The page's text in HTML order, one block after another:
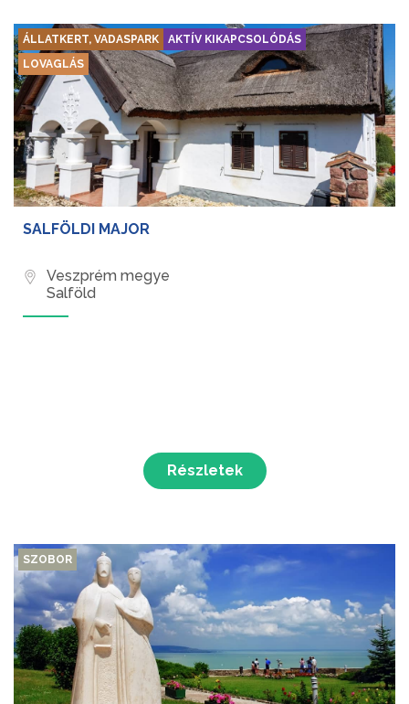
ÁLLATKERT, VADASPARK
AKTÍV KIKAPCSOLÓDÁS
LOVAGLÁS
SALFÖLDI MAJOR
Veszprém megye
Salföld
Részletek
SZOBOR